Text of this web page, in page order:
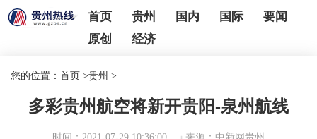
首页 贵州 国内 国际
要闻
原创
经济
您的位置： 首页 >贵州 >
多彩贵州航空将新开贵阳-泉州航线